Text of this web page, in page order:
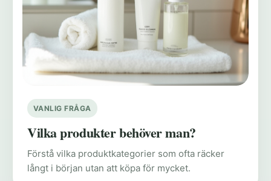
VANLIG FRÅGA
Vilka produkter behöver man?
Förstå vilka produktkategorier som ofta räcker
långt i början utan att köpa för mycket.